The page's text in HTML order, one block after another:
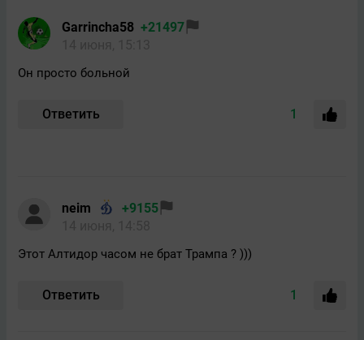
Garrincha58 +21497
Он просто больной
Ответить 1
neim
+9155
Этот Алтидор часом не брат Трампа ? )))
Ответить 1